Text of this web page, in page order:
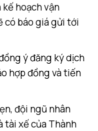
hoạch vận
có báo giá gửi tới
ý đăng ký dịch
hợp đồng và tiến
đội ngũ nhân
tài xế của Thành